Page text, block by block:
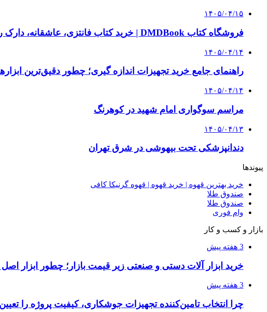
۱۴۰۵/۰۴/۱۵
فروشگاه کتاب DMDBook | خرید کتاب فانتزی، عاشقانه، دارک رومنس و رمان بدون حذفیات
۱۴۰۵/۰۴/۱۴
راهنمای جامع خرید تجهیزات اندازه گیری؛ چطور دقیق‌ترین
۱۴۰۵/۰۴/۱۴
مراسم سوگواری امام شهید در کوهرنگ
۱۴۰۵/۰۴/۱۳
دندانپزشکی تحت بیهوشی در شرق تهران
پیوندها
خرید بهترین قهوه | خرید قهوه | قهوه گرنیکا کافی
صندوق طلا
صندوق طلا
وام فوری
بازار و کسب و کار
3 هفته پیش
خرید ابزار آلات دستی و صنعتی زیر قیمت بازار؛ چطور ابزار اصل
3 هفته پیش
چرا انتخاب تامین‌کننده تجهیزات جوشکاری، کیفیت پروژه را